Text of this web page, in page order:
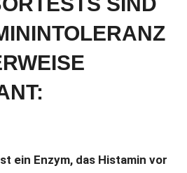
ein Enzym, das Histamin vor